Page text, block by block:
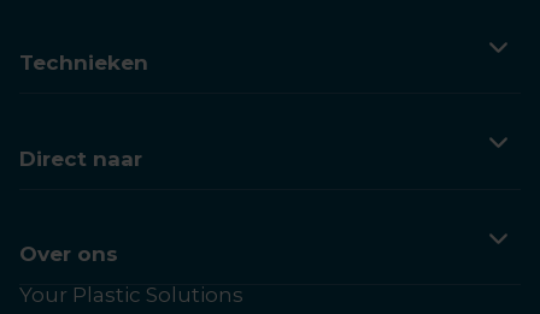
Technieken
Vacuümvormen
Direct naar
Kennis
Over ons
Contactpagina
Your Plastic Solutions